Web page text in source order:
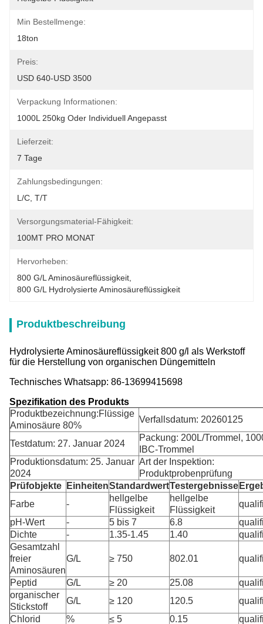
Min Bestellmenge:
18ton
Preis:
USD 640-USD 3500
Verpackung Informationen:
1000L 250kg Oder Individuell Angepasst
Lieferzeit:
7 Tage
Zahlungsbedingungen:
L/C, T/T
Versorgungsmaterial-Fähigkeit:
100MT PRO MONAT
Hervorheben:
800 G/l Aminosäureflüssigkeit
800 G/l Hydrolysierte Aminosäureflüssigkeit
Produktbeschreibung
Hydrolysierte Aminosäureflüssigkeit 800 g/l als Werkstoff
für die Herstellung von organischen Düngemitteln
Technisches Whatsapp: 86-13699415698
Spezifikation des Produkts
Produktbezeichnung:Flüssige
Aminosäure 80%
Verfallsdatum: 20260125
Testdatum: 27. Januar 2024
Packung: 200L/Trommel,
IBC-Trommel
Produktionsdatum: 25. Januar
2024
Art der Inspektion:
Produktprobenprüfung
Prüfobjekte
EinheitenStandardwertTestergebnisse
Farbe
-
hellgelbe
Flüssigkeit
hellgelbe
Flüssigkeit
pH-Wert
- 5 bis 7 6.8
Dichte
- 1.35-1.45 1.40
Gesamtzahl
freier
Aminosäuren
G/L ≥ 750 802.01
Peptid G/L ≥ 20 25.08
organischer
Stickstoff
G/L ≥ 120 120.5
Chlorid
% ≤ 5 0.15